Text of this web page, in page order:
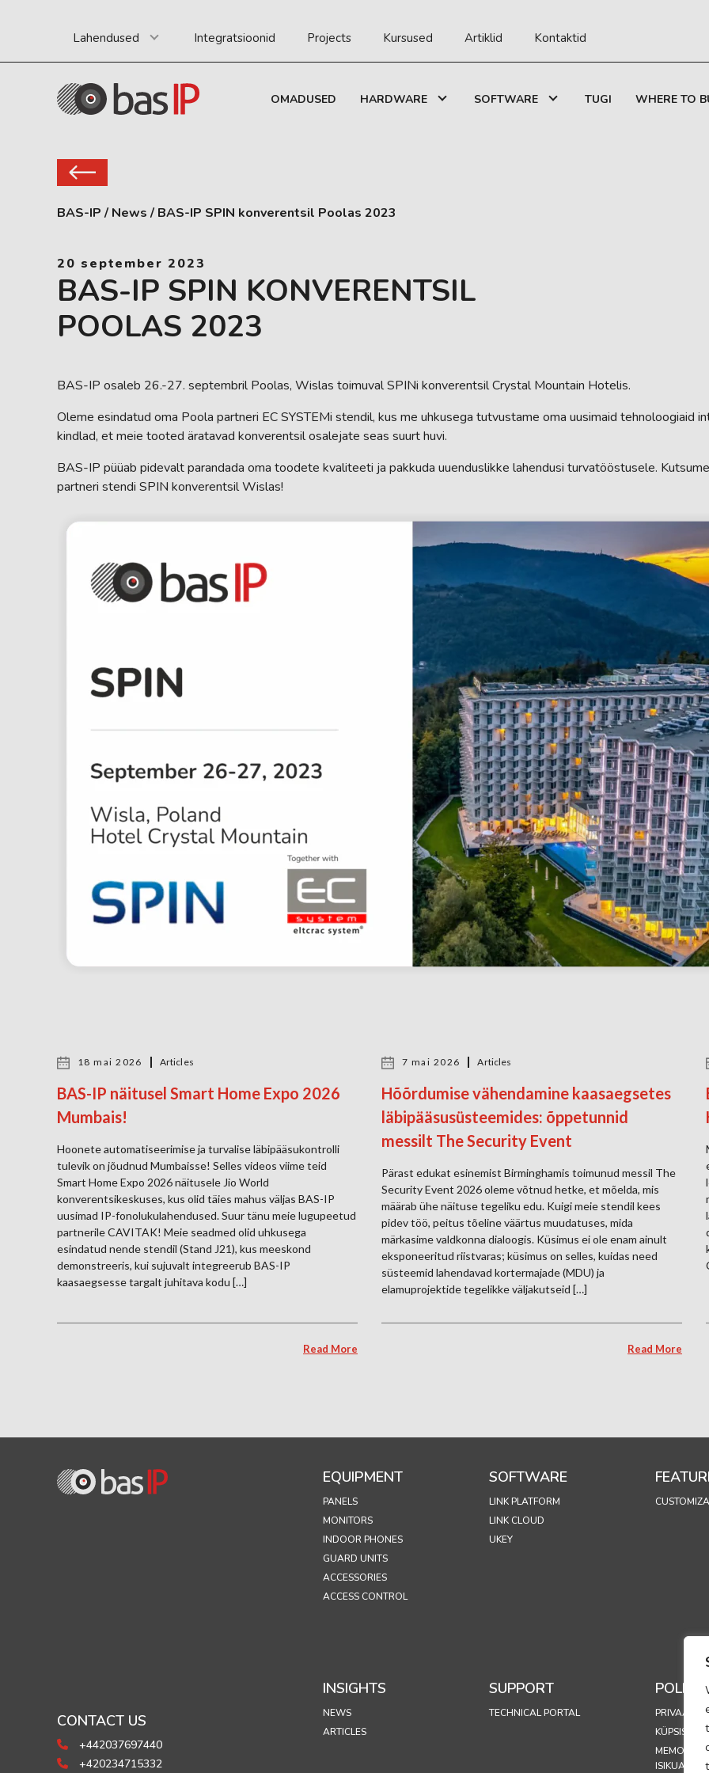
Lahendused Integratsioonid Projects Kursused Artiklid Kontaktid
OMADUSED HARDWARE SOFTWARE TUGI WHERE TO
BAS-IP / News / BAS-IP SPIN konverentsil Poolas 2023
20 september 2023
BAS-IP SPIN KONVERENTSIL
POOLAS 2023
BAS-IP osaleb 26.-27. septembril Poolas, Wislas toimuval SPINi konverentsil Crystal Mountain Hotelis.
Oleme esindatud oma Poola partneri EC SYSTEMi stendil, kus me uhkusega tutvustame oma uusimaid tehnoloogiaid
kindlad, et meie tooted äratavad konverentsil osalejate seas suurt huvi.
BAS-IP püüab pidevalt parandada oma toodete kvaliteeti ja pakkuda uuenduslikke lahendusi turvatööstusele.
partneri stendi SPIN konverentsil Wislas!
18 mai 2026 Articles
BAS-IP näitusel Smart Home Expo 2026
Mumbais!
Hoonete automatiseerimise ja turvalise läbipääsukontrolli
tulevik on jõudnud Mumbaisse! Selles videos viime teid
Smart Home Expo 2026 näitusele Jio World
konverentsikeskuses, kus olid täies mahus väljas BAS-IP
uusimad IP-fonolukulahendused. Suur tänu meie lugupeetud
partnerile CAVITAK! Meie seadmed olid uhkusega
esindatud nende stendil (Stand J21), kus meeskond
demonstreeris, kui sujuvalt integreerub BAS-IP
kaasaegsesse targalt juhitava kodu […]
Read More
7 mai 2026 Articles
Hõõrdumise vähendamine kaasaegsetes
läbipääsusüsteemides: õppetunnid
messilt The Security Event
Pärast edukat esinemist Birminghamis toimunud messil The
Security Event 2026 oleme võtnud hetke, et mõelda, mis
määrab ühe näituse tegeliku edu. Kuigi meie stendil kees
pidev töö, peitus tõeline väärtus muudatuses, mida
märkasime valdkonna dialoogis. Küsimus ei ole enam ainult
eksponeeritud riistvaras; küsimus on selles, kuidas need
süsteemid lahendavad kortermajade (MDU) ja
elamuprojektide tegelikke väljakutseid […]
Read More
CONTACT US
+442037697440
+420234715332
EQUIPMENT
PANELS
MONITORS
INDOOR PHONES
GUARD UNITS
ACCESSORIES
ACCESS CONTROL
SOFTWARE
LINK PLATFORM
LINK CLOUD
UKEY
INSIGHTS
NEWS
ARTICLES
SUPPORT
TECHNICAL PORTAL
KÜPSISTE